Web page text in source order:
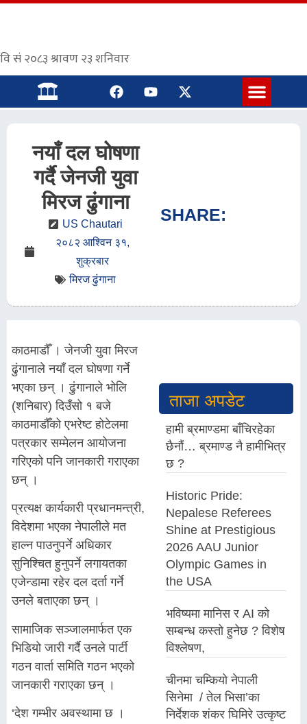
नयाँ दल घोषणा
गर्दै जेनजी युवा
मिरज ढुंगाना
US Chautari
२०८२ आश्विन ३१,
शुक्रबार
मिरज ढुंगाना
SHARE:
काठमाडौँ । जेनजी युवा मिरज
ढुंगानाले नयाँ दल घोषणा गर्ने
भएका छन् । ढुंगानाले भोलि
(शनिबार) दिउँसो १ बजे
काठमाडौँको एभरेष्ट होटेलमा
पत्रकार सम्मेलन आयोजना
गरिएको पनि जानकारी गराएका
छन् ।
प्रत्यक्ष कार्यकारी प्रधानमन्त्री,
विदेशमा भएका नेपालीले मत
हाल्न पाउनुपर्ने अधिकार
सुनिश्चित हुनुपर्ने लगायतका
एजेन्डामा रहेर दल दर्ता गर्ने
उनले बताएका छन् ।
सामाजिक सञ्जालमार्फत एक
भिडियो जारी गर्दै उनले पार्टी
गठन वार्ता समिति गठन भएको
जानकारी गराएका छन् ।
‘देश गम्भीर अवस्थामा छ ।
ताजा अपडेट
हामी ब्रमाण्डमा बाँचिरहेका
छैनौं… ब्रमाण्ड नै हामीभित्र
छ ?
Historic Pride:
Nepalese Referees
Shine at Prestigious
2026 AAU Junior
Olympic Games in
the USA
भविष्यमा मानिस र AI को
सम्बन्ध कस्तो हुनेछ ? विशेष
विश्लेषण,
चीनमा चम्कियो नेपाली
सिनेमा / तेल भिसा’का
निर्देशक शंकर घिमिरे उत्कृष्ट